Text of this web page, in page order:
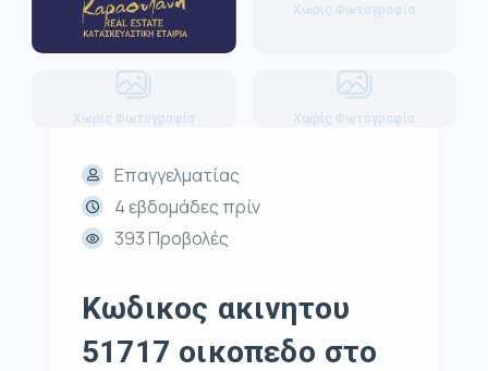
Χωρίς Φωτογραφία
Χωρίς Φωτογραφία Χωρίς Φωτογραφία
Επαγγελματίας
4 εβδομάδες πρίν
393 Προβολές
Κωδικος ακινητου
51717 οικοπεδο στο